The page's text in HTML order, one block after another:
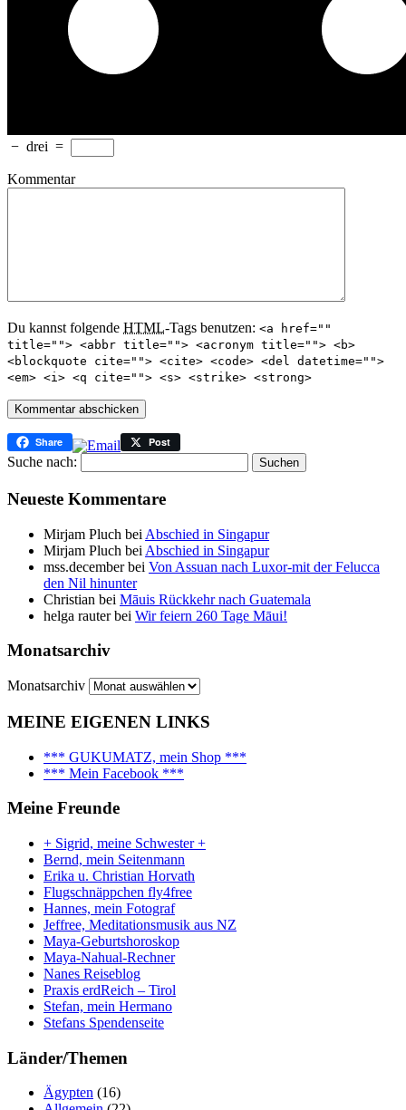
− drei =
Kommentar
Du kannst folgende HTML-Tags benutzen: <a href=""
title=""> <abbr title=""> <acronym title=""> <b>
<blockquote cite=""> <cite> <code> <del datetime="">
<em> <i> <q cite=""> <s> <strike> <strong>
Share Post
Suche nach:
Neueste Kommentare
Mirjam Pluch bei Abschied in Singapur
Mirjam Pluch bei Abschied in Singapur
mss.decemberbei Von Assuan nach Luxor-mit der Felucca
den Nil hinunter
Christian bei Māuis Rückkehr nach Guatemala
helga rauterbei Wir feiern 260 Tage Māui!
Monatsarchiv
Monatsarchiv
MEINE EIGENEN LINKS
*** GUKUMATZ, mein Shop ***
*** Mein Facebook ***
Meine Freunde
+ Sigrid, meine Schwester +
Bernd, mein Seitenmann
Erika u. Christian Horvath
Flugschnäppchen fly4free
Hannes, mein Fotograf
Jeffree, Meditationsmusik aus NZ
Maya-Geburtshoroskop
Maya-Nahual-Rechner
Nanes Reiseblog
Praxis erdReich – Tirol
Stefan, mein Hermano
Stefans Spendenseite
Länder/Themen
Ägypten (16)